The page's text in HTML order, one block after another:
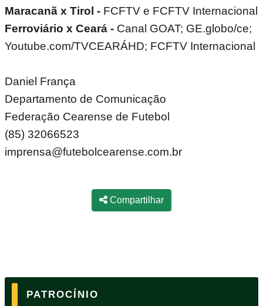
Maracanã x Tirol - FCFTV e FCFTV Internacional
Ferroviário x Ceará - Canal GOAT; GE.globo/ce;
Youtube.com/TVCEARÁHD; FCFTV Internacional
Daniel França
Departamento de Comunicação
Federação Cearense de Futebol
(85) 32066523
imprensa@futebolcearense.com.br
Compartilhar
PATROCÍNIO